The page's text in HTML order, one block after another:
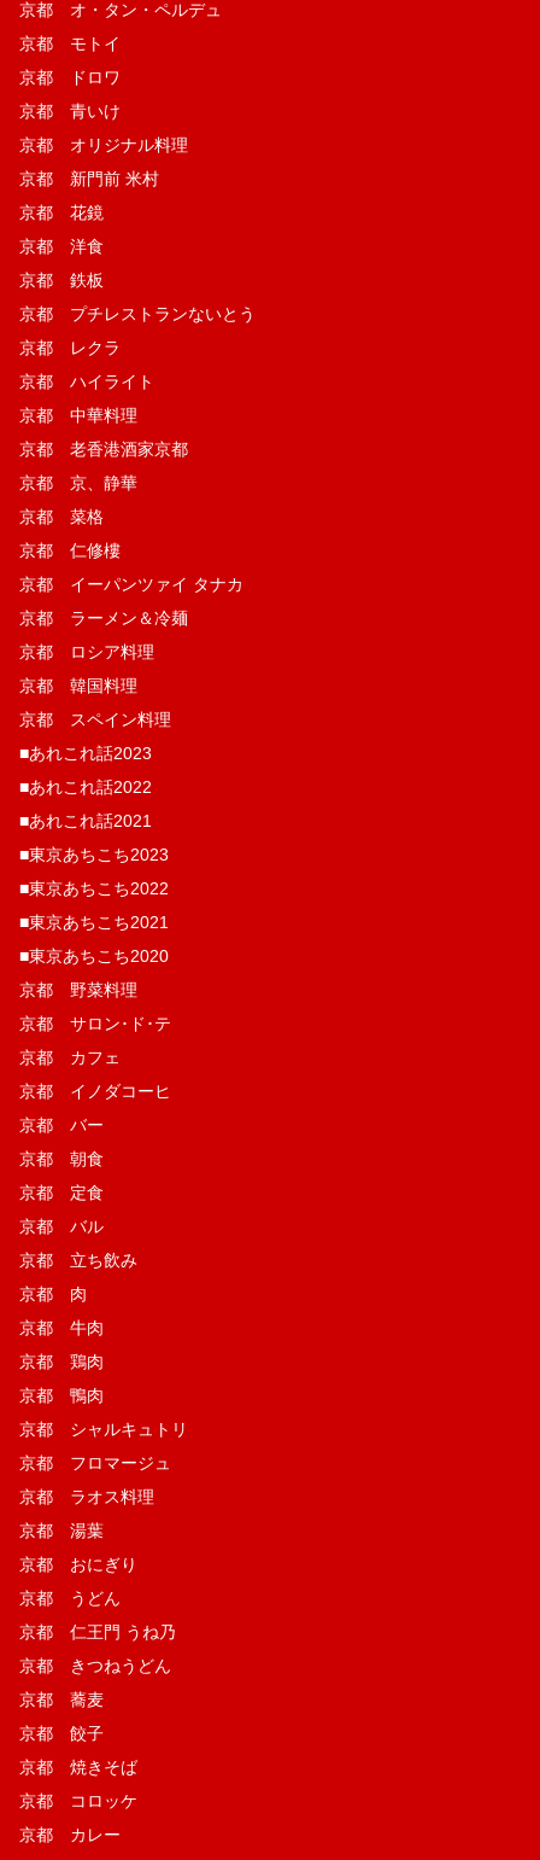
京都 オ・タン・ペルデュ
京都 モトイ
京都 ドロワ
京都 青いけ
京都 オリジナル料理
京都 新門前 米村
京都 花鏡
京都 洋食
京都 鉄板
京都 プチレストランないとう
京都 レクラ
京都 ハイライト
京都 中華料理
京都 老香港酒家京都
京都 京、静華
京都 菜格
京都 仁修樓
京都 イーパンツァイ タナカ
京都 ラーメン＆冷麺
京都 ロシア料理
京都 韓国料理
京都 スペイン料理
■あれこれ話2023
■あれこれ話2022
■あれこれ話2021
■東京あちこち2023
■東京あちこち2022
■東京あちこち2021
■東京あちこち2020
京都 野菜料理
京都 サロン･ド･テ
京都 カフェ
京都 イノダコーヒ
京都 バー
京都 朝食
京都 定食
京都 バル
京都 立ち飲み
京都 肉
京都 牛肉
京都 鶏肉
京都 鴨肉
京都 シャルキュトリ
京都 フロマージュ
京都 ラオス料理
京都 湯葉
京都 おにぎり
京都 うどん
京都 仁王門 うね乃
京都 きつねうどん
京都 蕎麦
京都 餃子
京都 焼きそば
京都 コロッケ
京都 カレー